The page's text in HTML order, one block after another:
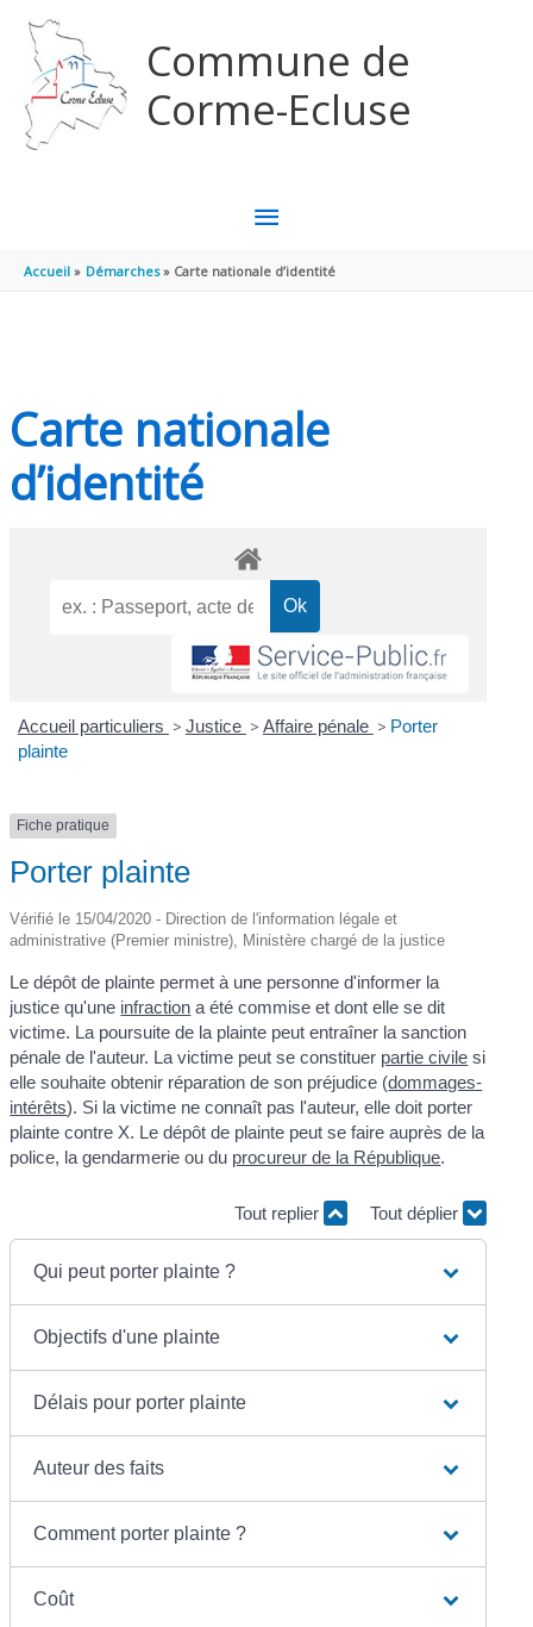
Commune de
Corme-Ecluse
MENU
PRINCIPAL
Accueil Démarches Carte nationale d’identité
Carte nationale
d’identité
Accueil particuliers > Justice > Affaire pénale > Porter
plainte
Fiche pratique
Porter plainte
Vérifié le 15/04/2020 - Direction de l'information légale et
administrative (Premier ministre), Ministère chargé de la justice
Le dépôt de plainte permet à une personne d'informer la
justice qu'une infraction a été commise et dont elle se dit
victime. La poursuite de la plainte peut entraîner la sanction
pénale de l'auteur. La victime peut se constituer partie civile si
elle souhaite obtenir réparation de son préjudice (dommages-
intérêts). Si la victime ne connaît pas l'auteur, elle doit porter
plainte contre X. Le dépôt de plainte peut se faire auprès de la
police, la gendarmerie ou du procureur de la République.
Tout replier Tout déplier
Qui peut porter plainte ?
Objectifs d'une plainte
Délais pour porter plainte
Auteur des faits
Comment porter plainte ?
Coût